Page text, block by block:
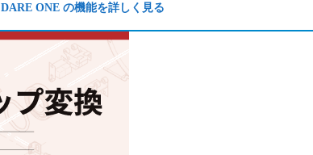
DARE ONE の機能を詳しく見る